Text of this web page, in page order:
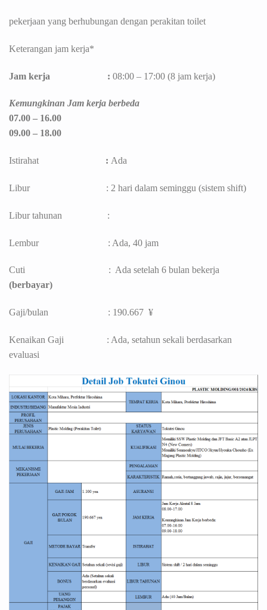
pekerjaan yang berhubungan dengan perakitan toilet
Keterangan jam kerja*
Jam kerja : 08:00 – 17:00 (8 jam kerja)
Kemungkinan Jam kerja berbeda
07.00 – 16.00
09.00 – 18.00
Istirahat : Ada
Libur : 2 hari dalam seminggu (sistem shift)
Libur tahunan :
Lembur : Ada, 40 jam
Cuti : Ada setelah 6 bulan bekerja
(berbayar)
Gaji/bulan : 190.667 ¥
Kenaikan Gaji : Ada, setahun sekali berdasarkan
evaluasi